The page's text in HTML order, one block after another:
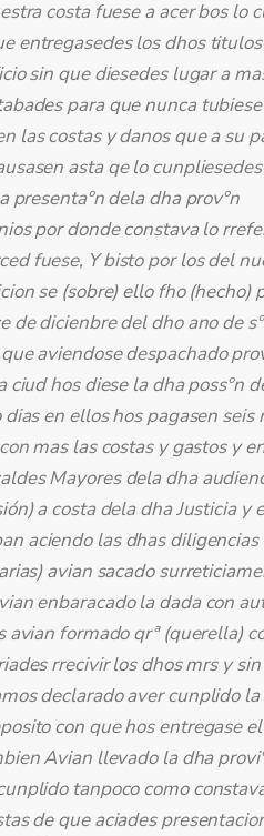
costa fuese a acer bos lo
entregasedes los dhos
sin que diesedes lugar a
para que nunca
las costas y danos que a su
asta qe lo
presentaºn dela dha provºn
por donde constava lo
fuese, Y bisto por los del
se (sobre) ello fho (hecho)
de dicienbre del dho ano de
aviendose despachado
ciud hos diese la dha possºn
en ellos hos pagasen seis
mas las costas y gastos y
Mayores dela dha
a costa dela dha Justicia y
aciendo las dhas diligencias
avian sacado
enbaracado la dada con
avian formado qrª (querella)
rrecivir los dhos mrs y sin
declarado aver cunplido
con que hos entregase
Avian llevado la dha
tanpoco como
de que aciades